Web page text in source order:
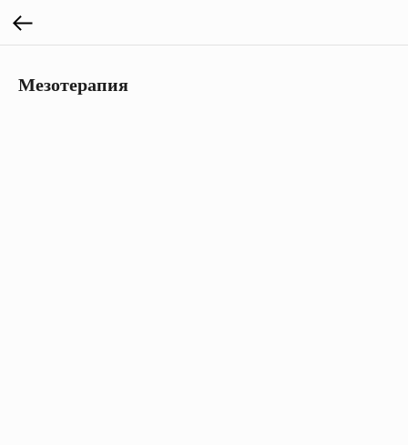
Мезотерапия